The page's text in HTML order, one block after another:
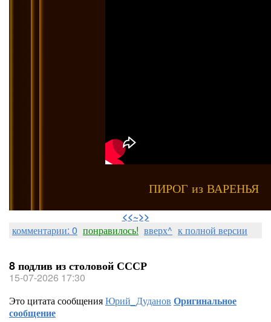
ПИРОГ из ВАРЕНЬЯ
<<~>>
комментарии: 0 понравилось! вверх^ к полной версии
8 подлив из столовой СССР
15-07-2026 17:30
Это цитата сообщенияЮрий_Дуданов Оригинальное
сообщение